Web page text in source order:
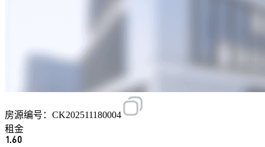
房源编号：CK202511180004
租金
1.60